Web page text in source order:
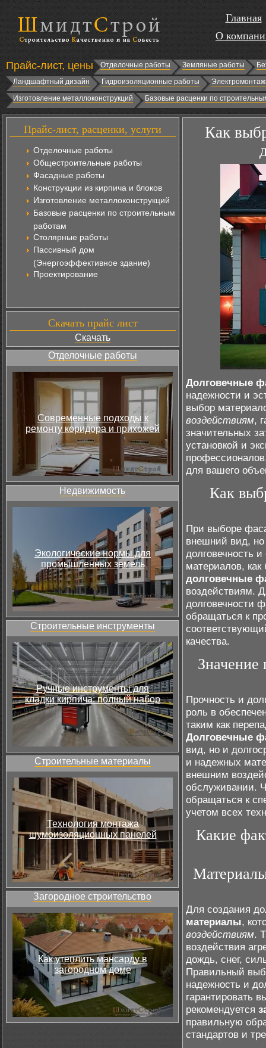
Главная
О
Прайс-лист, цены Отделочные работы Земляные работы
Ландшафтный дизайн
Гидроизоляционные работы
Изготовление металлоконструкций
Базовые расценки по
Прайс-лист, расценки, услуги
Отделочные работы
Общестроительные работы
Фасадные работы
Конструкции из кирпича и блоков
Изготовление металлоконструкций
Базовые расценки по строительным
работам
Столярные работы
Пассивный дом
(Энергоэффективное здание)
Проектирование
Скачать прайс лист
Скачать
Отделочные работы
Современные подходы к
ремонту коридора и прихожей
Недвижимость
Экологические нормы для
промышленных земель
Строительные инструменты
Ручные инструменты для
кладки кирпича: полный набор
Строительные материалы
Технология монтажа
шумоизоляционных панелей
Загородное строительство
Как утеплить мансарду в
загородном доме
Как
Долговечные
надежности и
выбор
воздействиям,
значительных
установкой и
для вашего
Как
При выборе
внешний вид,
долговечность
материалов, как
долговечные
воздействиям.
долговечности
обращаться к
качества.
Значение
Прочность и
роль в
таким как
Долговечные
вид, но и
и надежных
внешним
обслуживании.
обращаться к
учетом всех
Какие
Для создания
материалы,
воздействиям.
воздействия
дождь, снег,
Правильный
надежность и
гарантировать
рекомендуется
правильную
стандартов и